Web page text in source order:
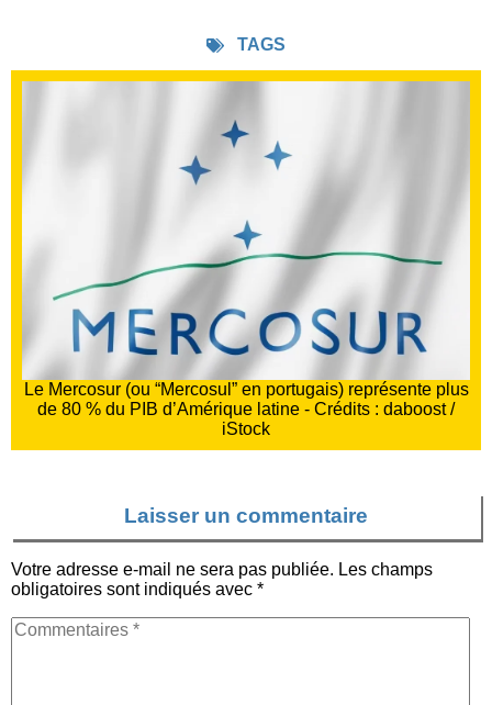
TAGS
Le Mercosur (ou “Mercosul” en portugais) représente plus
de 80 % du PIB d’Amérique latine - Crédits : daboost /
iStock
Laisser un commentaire
Votre adresse e-mail ne sera pas publiée. Les champs
obligatoires sont indiqués avec *